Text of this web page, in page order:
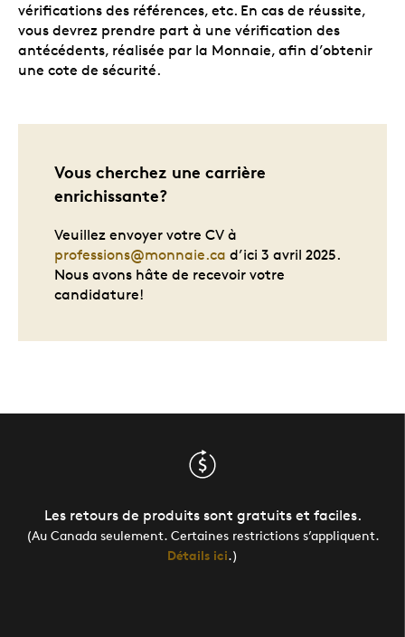
vérifications des références, etc. En cas de réussite,
vous devrez prendre part à une vérification des
antécédents, réalisée par la Monnaie, afin d’obtenir
une cote de sécurité.
Vous cherchez une carrière
enrichissante?
Veuillez envoyer votre CV à
professions@monnaie.ca d’ici 3 avril 2025.
Nous avons hâte de recevoir votre
candidature!
Les retours de produits sont gratuits et faciles.
(Au Canada seulement. Certaines restrictions s’appliquent.
Détails ici.)